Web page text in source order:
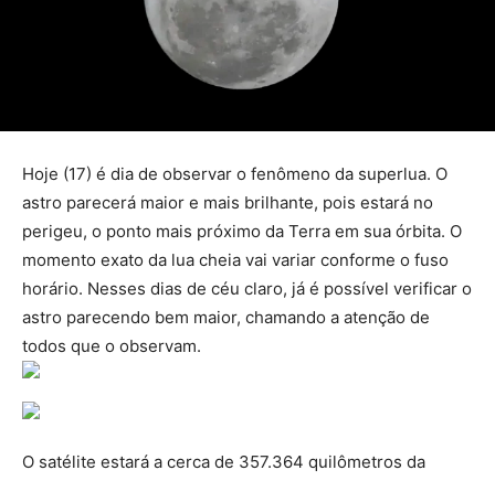
Hoje (17) é dia de observar o fenômeno da superlua. O
astro parecerá maior e mais brilhante, pois estará no
perigeu, o ponto mais próximo da Terra em sua órbita. O
momento exato da lua cheia vai variar conforme o fuso
horário. Nesses dias de céu claro, já é possível verificar o
astro parecendo bem maior, chamando a atenção de
todos que o observam.
O satélite estará a cerca de 357.364 quilômetros da